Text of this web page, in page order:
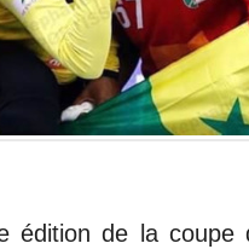
édition de la coupe